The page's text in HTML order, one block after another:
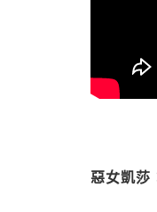
惡女凱莎